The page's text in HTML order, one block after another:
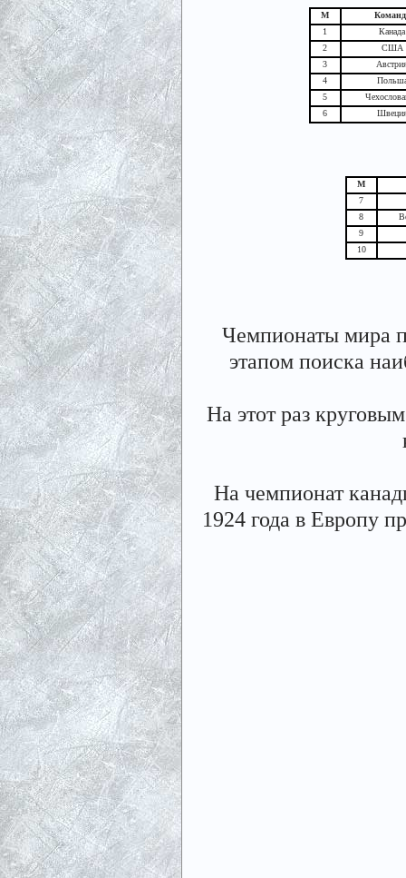
М
1
Канада
2
США
3
4
5
6
М
7
8
9
10
Чемпионаты мира
этапом поиска
На этот раз
На чемпионат
1924 года в Европу